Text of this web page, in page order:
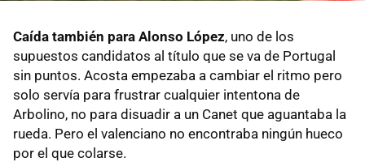
Caída también para Alonso López, uno de los
supuestos candidatos al título que se va de Portugal
sin puntos. Acosta empezaba a cambiar el ritmo pero
solo servía para frustrar cualquier intentona de
Arbolino, no para disuadir a un Canet que aguantaba la
rueda. Pero el valenciano no encontraba ningún hueco
por el que colarse.